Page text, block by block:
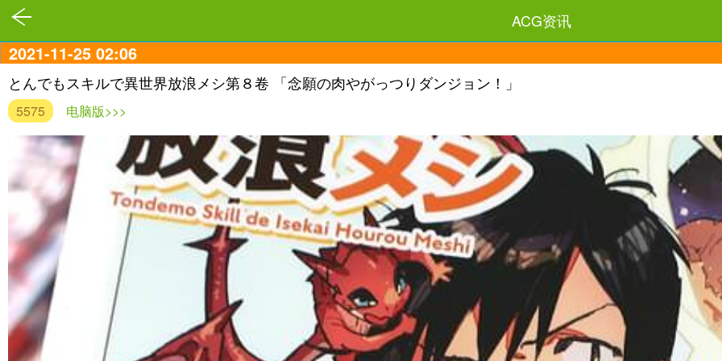
ACG资讯
2021-11-25 02:06
とんでもスキルで異世界放浪メシ第８卷 「念願の肉やがっつりダンジョン！」
5575 电脑版>>>